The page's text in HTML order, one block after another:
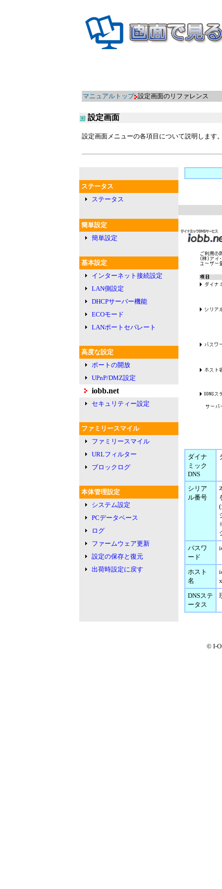
マニュアルトップ 設定画面のリファレンス
設定画面
設定画面メニューの各項目について説明します
ステータス
ステータス
簡単設定
簡単設定
基本設定
インターネット接続設定
LAN側設定
DHCPサーバー機能
ECOモード
LANポートセパレート
高度な設定
ポートの開放
UPnP/DMZ設定
iobb.net
セキュリティー設定
ファミリースマイル
ファミリースマイル
URLフィルター
ブロックログ
本体管理設定
システム設定
PCデータベース
ログ
ファームウェア更新
設定の保存と復元
出荷時設定に戻す
ダイナ
ミック
DNS
シリア
ル番号
パスワ
ード
ホスト
名
DNSステ
ータス
© I-O